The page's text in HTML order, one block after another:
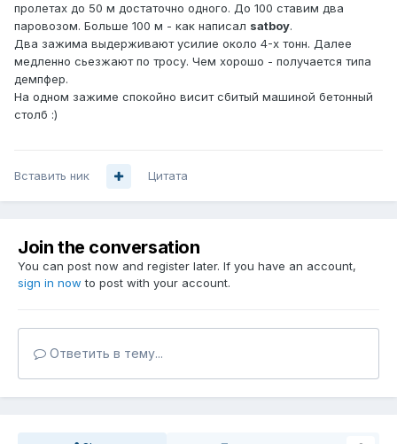
пролетах до 50 м достаточно одного. До 100 ставим два
паровозом. Больше 100 м - как написал satboy.
Два зажима выдерживают усилие около 4-х тонн. Далее
медленно сьезжают по тросу. Чем хорошо - получается типа
демпфер.
На одном зажиме спокойно висит сбитый машиной бетонный
столб :)
Вставить ник Цитата
Join the conversation
You can post now and register later. If you have an account,
sign in now to post with your account.
Ответить в тему...